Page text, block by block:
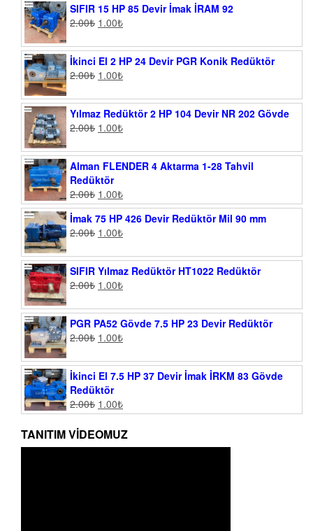
SIFIR 15 HP 85 Devir İmak İRAM 92
2.00₺ 1.00₺
İkinci El 2 HP 24 Devir PGR Konik Redüktör
2.00₺ 1.00₺
Yılmaz Redüktör 2 HP 104 Devir NR 202 Gövde
2.00₺ 1.00₺
Alman FLENDER 4 Aktarma 1-28 Tahvil
Redüktör
2.00₺ 1.00₺
İmak 75 HP 426 Devir Redüktör Mil 90 mm
2.00₺ 1.00₺
SIFIR Yılmaz Redüktör HT1022 Redüktör
2.00₺ 1.00₺
PGR PA52 Gövde 7.5 HP 23 Devir Redüktör
2.00₺ 1.00₺
İkinci El 7.5 HP 37 Devir İmak İRKM 83 Gövde
Redüktör
2.00₺ 1.00₺
TANITIM VIDEOMUZ